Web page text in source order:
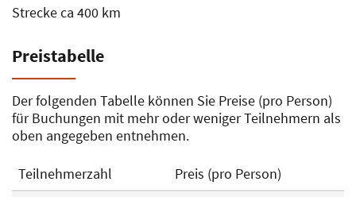
Strecke ca 400 km
Preistabelle
Der folgenden Tabelle können Sie Preise (pro Person)
für Buchungen mit mehr oder weniger Teilnehmern als
oben angegeben entnehmen.
Teilnehmerzahl
Preis (pro Person)